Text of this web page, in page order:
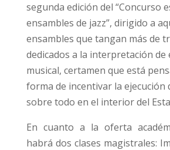
segunda edición del “Concurso
ensambles de jazz”, dirigido a
ensambles que tangan más de
dedicados a la interpretación de
musical, certamen que está
forma de incentivar la ejecución
sobre todo en el interior del
En cuanto a la oferta
habrá dos clases magistrales: